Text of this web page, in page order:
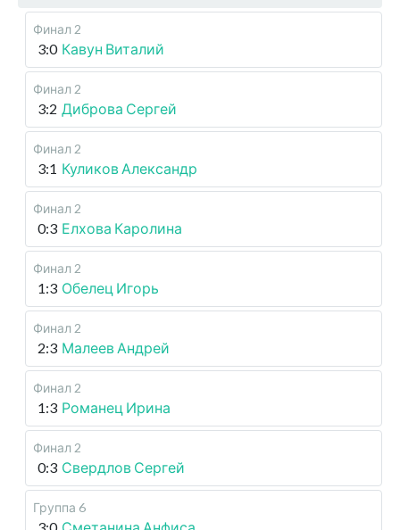
Финал 2
3:0 Кавун Виталий
Финал 2
3:2 Диброва Сергей
Финал 2
3:1 Куликов Александр
Финал 2
0:3 Елхова Каролина
Финал 2
1:3 Обелец Игорь
Финал 2
2:3 Малеев Андрей
Финал 2
1:3 Романец Ирина
Финал 2
0:3 Свердлов Сергей
Группа 6